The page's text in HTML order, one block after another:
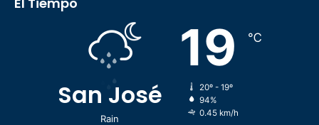
San José
Rain
19 ℃
20º - 19º
94%
0.45 km/h